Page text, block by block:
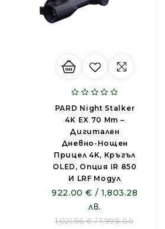
PARD Night Stalker
4K EX 70 Mm –
Дигитален
Дневно-Нощен
Прицел 4K, Кръгъл
OLED, Опция IR 850
И LRF Модул
922.00 € / 1,803.28
лв.
1,021.56 € / 1,998.00